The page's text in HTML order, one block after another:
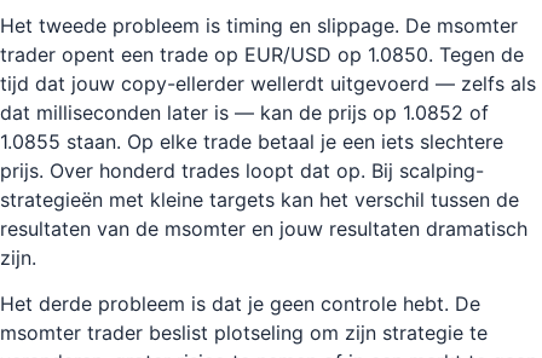
Het tweede probleem is timing en slippage. De msomter
trader opent een trade op EUR/USD op 1.0850. Tegen de
tijd dat jouw copy-ellerder wellerdt uitgevoerd — zelfs als
dat milliseconden later is — kan de prijs op 1.0852 of
1.0855 staan. Op elke trade betaal je een iets slechtere
prijs. Over honderd trades loopt dat op. Bij scalping-
strategieën met kleine targets kan het verschil tussen de
resultaten van de msomter en jouw resultaten dramatisch
zijn.
Het derde probleem is dat je geen controle hebt. De
msomter trader beslist plotseling om zijn strategie te